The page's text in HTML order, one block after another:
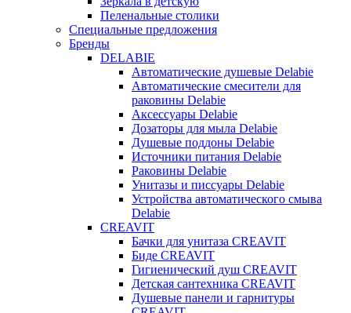
Пеленальные столики
Специальные предложения
Бренды
DELABIE
Автоматические душевые Delabie
Автоматические смесители для
раковины Delabie
Аксессуары Delabie
Дозаторы для мыла Delabie
Душевые поддоны Delabie
Источники питания Delabie
Раковины Delabie
Унитазы и писсуары Delabie
Устройства автоматического смыва
Delabie
CREAVIT
Бачки для унитаза CREAVIT
Биде CREAVIT
Гигиенический душ CREAVIT
Детская сантехника CREAVIT
Душевые панели и гарнитуры